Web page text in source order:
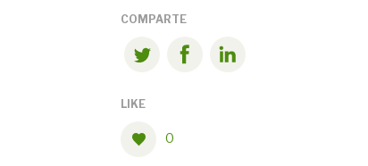
COMPARTE
LIKE
0